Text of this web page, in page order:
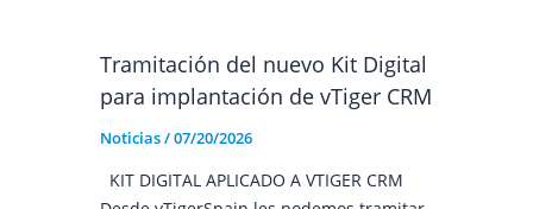
Tramitación del nuevo Kit Digital
para implantación de vTiger CRM
Noticias/07/20/2026
KIT DIGITAL APLICADO A VTIGER CRM